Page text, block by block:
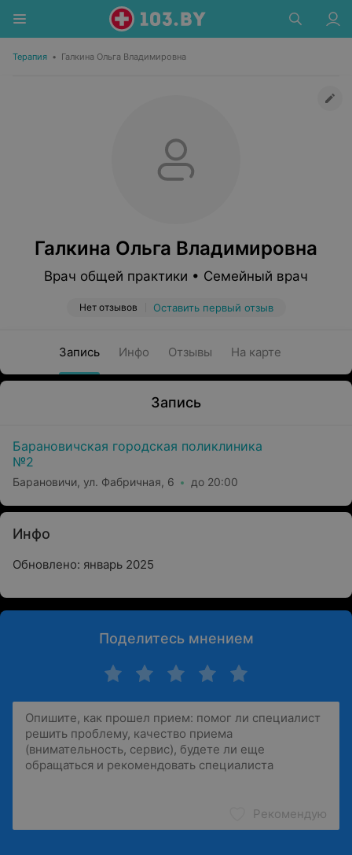
Терапия • Галкина Ольга Владимировна
Галкина Ольга Владимировна
Врач общей практики • Семейный врач
Нет отзывов Оставить первый отзыв
Запись Инфо Отзывы На карте
Запись
Барановичская городская поликлиника
№2
Барановичи, ул. Фабричная, 6 до 20:00
Инфо
Обновлено: январь 2025
Поделитесь мнением
Рекомендую